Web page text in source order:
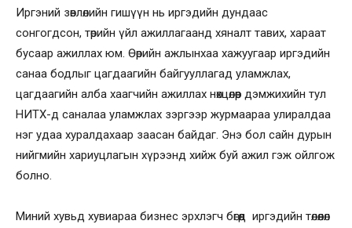
Иргэний зөвлөлийн гишүүн нь иргэдийн дундаас
сонгогдсон, төрийн үйл ажиллагаанд хяналт тавих, хараат
бусаар ажиллах юм. Өөрийн ажлынхаа хажуугаар иргэдийн
санаа бодлыг цагдаагийн байгууллагад уламжлах,
цагдаагийн алба хаагчийн ажиллах нөхцөлөөр дэмжихийн тул
НИТХ-д саналаа уламжлах зэргээр журмаараа улиралдаа
нэг удаа хуралдахаар заасан байдаг. Энэ бол сайн дурын
нийгмийн хариуцлагын хүрээнд хийж буй ажил гэж ойлгож
болно.
Миний хувьд хувиараа бизнес эрхлэгч бөгөөд иргэдийн төлөөлөл